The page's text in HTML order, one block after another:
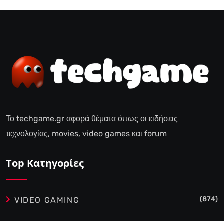
Το techgame.gr αφορά θέματα όπως οι ειδήσεις
τεχνολογίας, movies, video games και forum
Top Κατηγορίες
VIDEO GAMING (874)